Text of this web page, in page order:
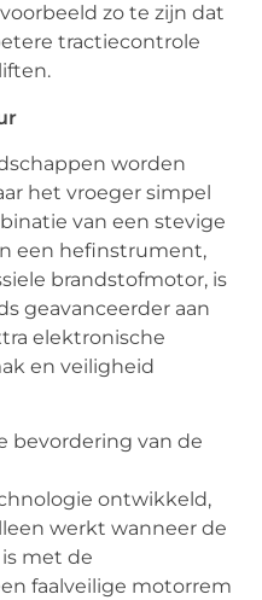
zo te zijn dat
tractiecontrole
worden
het vroeger simpel
van een stevige
een hefinstrument,
brandstofmotor, is
geavanceerder aan
elektronische
en veiligheid
bevordering van de
ontwikkeld,
werkt wanneer de
met de
faalveilige motorrem